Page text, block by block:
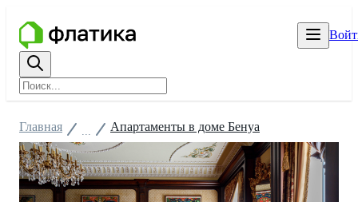
Главная Апартаменты в доме Бенуа